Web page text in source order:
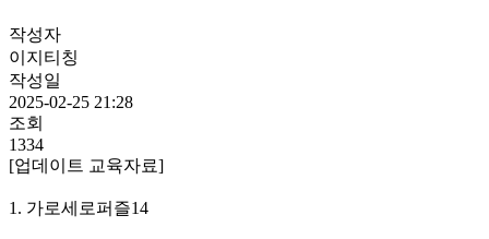
작성자
이지티칭
작성일
2025-02-25 21:28
조회
1334
[업데이트 교육자료]
1. 가로세로퍼즐14